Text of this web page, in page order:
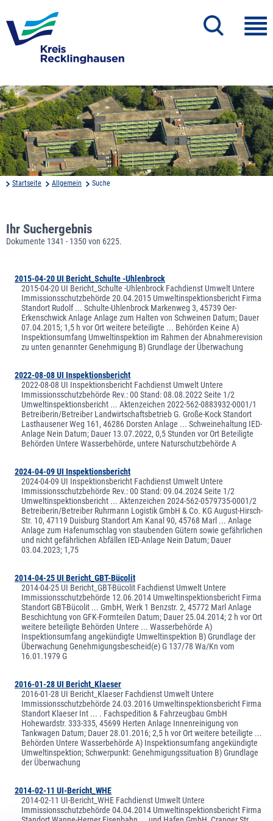
Startseite Allgemein Suche
Ihr Suchergebnis
Dokumente 1341 - 1350 von 6225.
2015-04-20 UI Bericht_Schulte -Uhlenbrock
2015-04-20 UI Bericht_Schulte -Uhlenbrock Fachdienst Umwelt Untere
Immissionsschutzbehörde 20.04.2015 Umweltinspektionsbericht Firma
Standort Rudolf ... Schulte-Uhlenbrock Markenweg 3, 45739 Oer-
Erkenschwick Anlage Anlage zum Halten von Schweinen Datum; Dauer
07.04.2015; 1,5 h vor Ort weitere beteiligte ... Behörden Keine A)
Inspektionsumfang Umweltinspektion im Rahmen der Abnahmerevision
zu unten genannter Genehmigung B) Grundlage der Überwachung
2022-08-08 UI Inspektionsbericht
2022-08-08 UI Inspektionsbericht Fachdienst Umwelt Untere
Immissionsschutzbehörde Rev.: 00 Stand: 08.08.2022 Seite 1/2
Umweltinspektionsbericht ... Aktenzeichen 2022-562-0883932-0001/1
Betreiberin/Betreiber Landwirtschaftsbetrieb G. Große-Kock Standort
Lasthausener Weg 161, 46286 Dorsten Anlage ... Schweinehaltung IED-
Anlage Nein Datum; Dauer 13.07.2022, 0,5 Stunden vor Ort Beteiligte
Behörden Untere Wasserbehörde, untere Naturschutzbehörde A
2024-04-09 UI Inspektionsbericht
2024-04-09 UI Inspektionsbericht Fachdienst Umwelt Untere
Immissionsschutzbehörde Rev.: 00 Stand: 09.04.2024 Seite 1/2
Umweltinspektionsbericht ... Aktenzeichen 2024-562-0579735-0001/2
Betreiberin/Betreiber Ruhrmann Logistik GmbH & Co. KG August-Hirsch-
Str. 10, 47119 Duisburg Standort Am Kanal 90, 45768 Marl ... Anlage
Anlage zum Hafenumschlag von staubenden Gütern sowie gefährlichen
und nicht gefährlichen Abfällen IED-Anlage Nein Datum; Dauer
03.04.2023; 1,75
2014-04-25 UI Bericht_GBT-Bücolit
2014-04-25 UI Bericht_GBT-Bücolit Fachdienst Umwelt Untere
Immissionsschutzbehörde 12.06.2014 Umweltinspektionsbericht Firma
Standort GBT-Bücolit ... GmbH, Werk 1 Benzstr. 2, 45772 Marl Anlage
Beschichtung von GFK-Formteilen Datum; Dauer 25.04.2014; 2 h vor Ort
weitere beteiligte Behörden Untere ... Wasserbehörde A)
Inspektionsumfang angekündigte Umweltinspektion B) Grundlage der
Überwachung Genehmigungsbescheid(e) G 137/78 Wa/Kn vom
16.01.1979 G
2016-01-28 UI Bericht_Klaeser
2016-01-28 UI Bericht_Klaeser Fachdienst Umwelt Untere
Immissionsschutzbehörde 24.03.2016 Umweltinspektionsbericht Firma
Standort Klaeser Int ... . Fachspedition & Fahrzeugbau GmbH
Hohewardstr. 333-335, 45699 Herten Anlage Innenreinigung von
Tankwagen Datum; Dauer 28.01.2016; 2,5 h vor Ort weitere beteiligte ...
Behörden Untere Wasserbehörde A) Inspektionsumfang angekündigte
Umweltinspektion; Schwerpunkt: Genehmigungssituation B) Grundlage
der Überwachung
2014-02-11 UI-Bericht_WHE
2014-02-11 UI-Bericht_WHE Fachdienst Umwelt Untere
Immissionsschutzbehörde 04.04.2014 Umweltinspektionsbericht Firma